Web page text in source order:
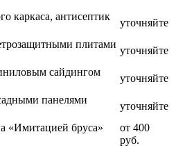
каркаса, антисептик
уточняйте
плитами
уточняйте
сайдингом
уточняйте
панелями
уточняйте
«Имитацией бруса»
от 400
руб.